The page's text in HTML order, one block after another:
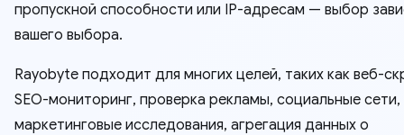
пропускной способности или IP-адресам — выбор
вашего выбора.
Rayobyte подходит для многих целей, таких как веб-
SEO-мониторинг, проверка рекламы, социальные сети,
маркетинговые исследования, агрегация данных о